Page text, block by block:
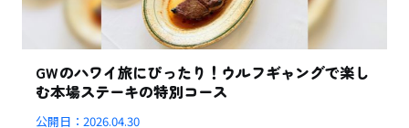
GWのハワイ旅にぴったり！ウルフギャングで楽し
む本場ステーキの特別コース
公開日：2026.04.30